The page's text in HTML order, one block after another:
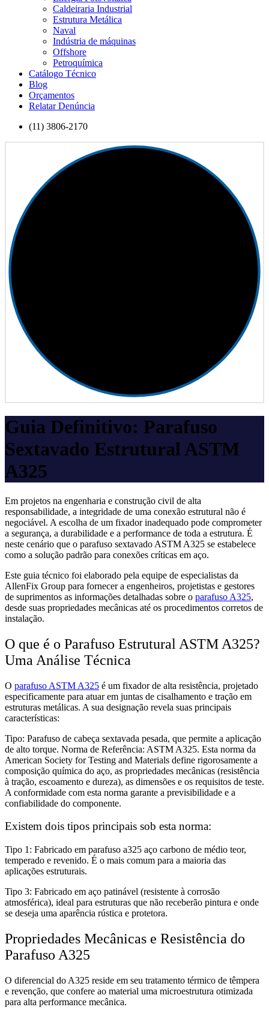
Caldeiraria Industrial
Estrutura Metálica
Naval
Indústria de máquinas
Offshore
Petroquímica
Catálogo Técnico
Blog
Orçamentos
Relatar Denúncia
(11) 3806-2170
Guia Definitivo: Parafuso
Sextavado Estrutural ASTM
A325
Em projetos na engenharia e construção civil de alta
responsabilidade, a integridade de uma conexão estrutural não é
negociável. A escolha de um fixador inadequado pode comprometer
a segurança, a durabilidade e a performance de toda a estrutura. É
neste cenário que o parafuso sextavado ASTM A325 se estabelece
como a solução padrão para conexões críticas em aço.
Este guia técnico foi elaborado pela equipe de especialistas da
AllenFix Group para fornecer a engenheiros, projetistas e gestores
de suprimentos as informações detalhadas sobre o parafuso A325,
desde suas propriedades mecânicas até os procedimentos corretos de
instalação.
O que é o Parafuso Estrutural ASTM A325?
Uma Análise Técnica
O parafuso ASTM A325 é um fixador de alta resistência, projetado
especificamente para atuar em juntas de cisalhamento e tração em
estruturas metálicas. A sua designação revela suas principais
características:
Tipo: Parafuso de cabeça sextavada pesada, que permite a aplicação
de alto torque. Norma de Referência: ASTM A325. Esta norma da
American Society for Testing and Materials define rigorosamente a
composição química do aço, as propriedades mecânicas (resistência
à tração, escoamento e dureza), as dimensões e os requisitos de teste.
A conformidade com esta norma garante a previsibilidade e a
confiabilidade do componente.
Existem dois tipos principais sob esta norma:
Tipo 1: Fabricado em parafuso a325 aço carbono de médio teor,
temperado e revenido. É o mais comum para a maioria das
aplicações estruturais.
Tipo 3: Fabricado em aço patinável (resistente à corrosão
atmosférica), ideal para estruturas que não receberão pintura e onde
se deseja uma aparência rústica e protetora.
Propriedades Mecânicas e Resistência do
Parafuso A325
O diferencial do A325 reside em seu tratamento térmico de têmpera
e revenção, que confere ao material uma microestrutura otimizada
para alta performance mecânica.